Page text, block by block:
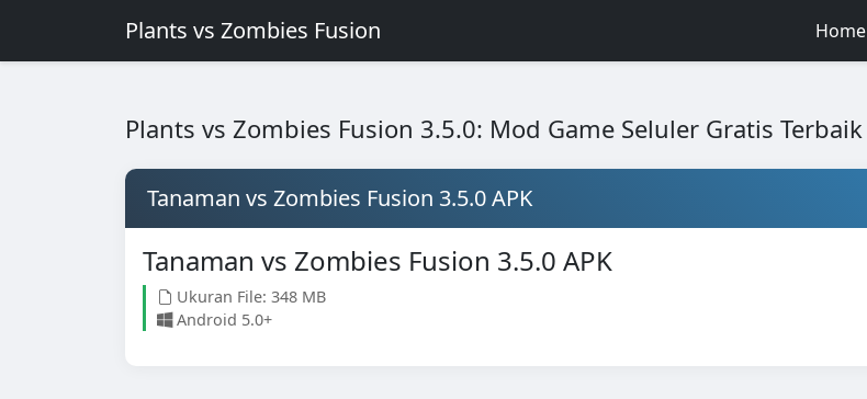
Plants vs Zombies Fusion Home
Plants vs Zombies Fusion 3.5.0: Mod Game Seluler Gratis Terbaik
Tanaman vs Zombies Fusion 3.5.0 APK
Tanaman vs Zombies Fusion 3.5.0 APK
Ukuran File: 348 MB
Android 5.0+